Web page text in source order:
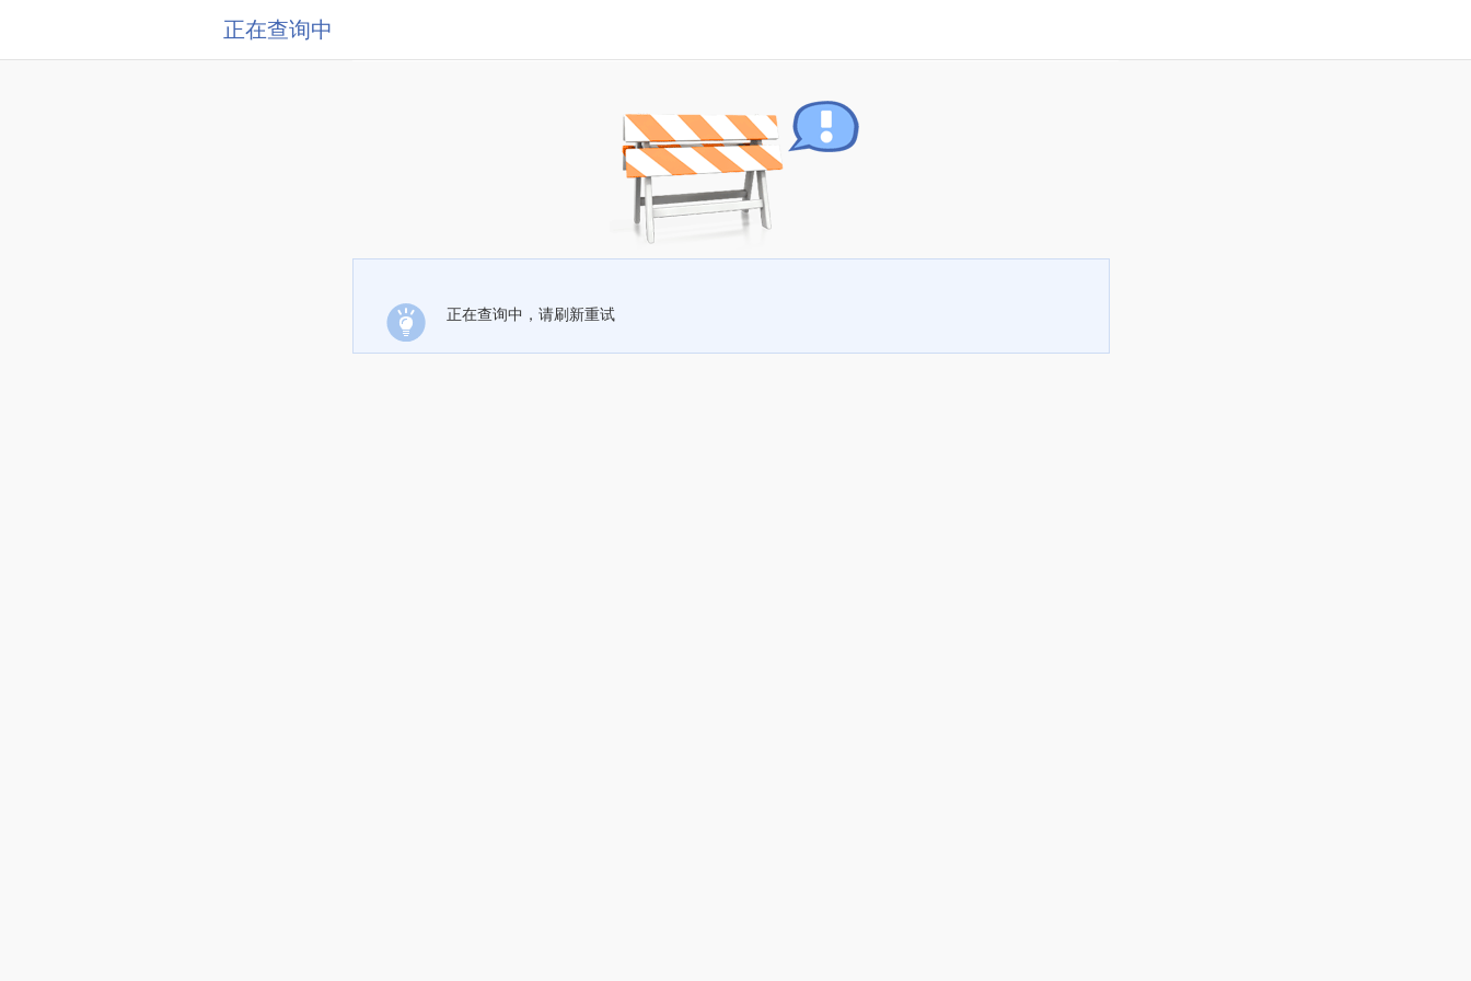
正在查询中
正在查询中，请刷新重试